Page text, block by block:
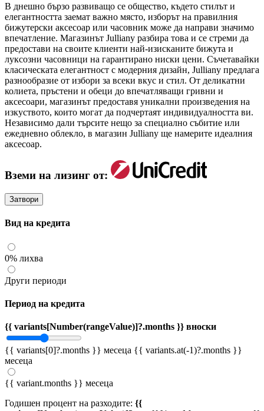
В днешно бързо развиващо се общество, където стилът и
елегантността заемат важно място, изборът на правилния
бижутерски аксесоар или часовник може да направи значимо
впечатление. Магазинът Julliany разбира това и се стреми да
предостави на своите клиенти най-изисканите бижута и
луксозни часовници на гарантирано ниски цени. Съчетавайки
класическата елегантност с модерния дизайн, Julliany предлага
разнообразие от избори за всеки вкус и стил. От деликатни
колиета, пръстени и обеци до впечатляващи гривни и
аксесоари, магазинът предоставя уникални произведения на
изкуството, които могат да подчертаят индивидуалността ви.
Независимо дали търсите нещо за специално събитие или
ежедневно облекло, в магазин Julliany ще намерите идеалния
аксесоар.
Вземи на лизинг от:
Затвори
Вид на кредита
0% лихва
Други периоди
Период на кредита
{{ variants[Number(rangeValue)]?.months }} вноски
{{ variants[0]?.months }} месеца {{ variants.at(-1)?.months }}
месеца
{{ variant.months }} месеца
Годишен процент на разходите: {{